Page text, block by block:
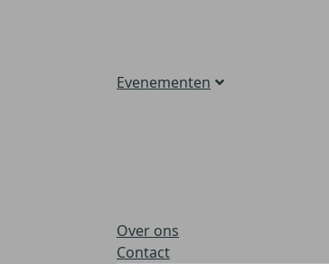
Evenementen
Over ons
Contact